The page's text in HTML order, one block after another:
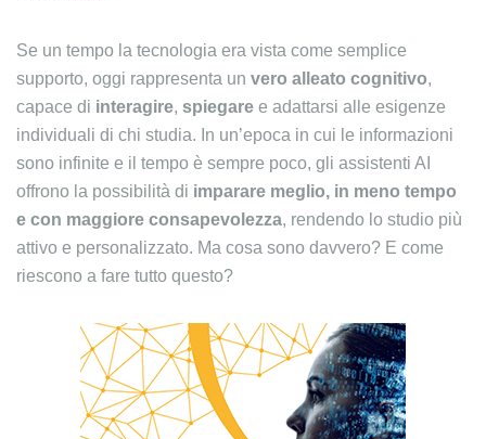
Se un tempo la tecnologia era vista come semplice
supporto, oggi rappresenta un vero alleato cognitivo,
capace di interagire, spiegare e adattarsi alle esigenze
individuali di chi studia. In un’epoca in cui le informazioni
sono infinite e il tempo è sempre poco, gli assistenti AI
offrono la possibilità di imparare meglio, in meno tempo
e con maggiore consapevolezza, rendendo lo studio più
attivo e personalizzato. Ma cosa sono davvero? E come
riescono a fare tutto questo?